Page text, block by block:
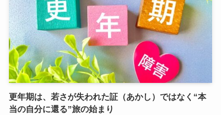
更年期は、若さが失われた証（あかし）ではなく“本
当の自分に還る”旅の始まり